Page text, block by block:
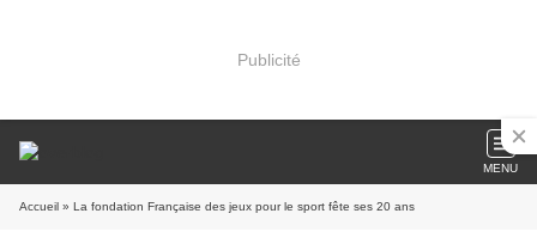
Publicité
MENU
Accueil » La fondation Française des jeux pour le sport fête ses 20 ans